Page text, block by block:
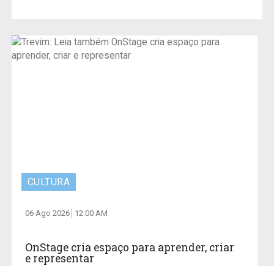
CULTURA
06 Ago 2026 12:00 AM
OnStage cria espaço para aprender, criar
e representar